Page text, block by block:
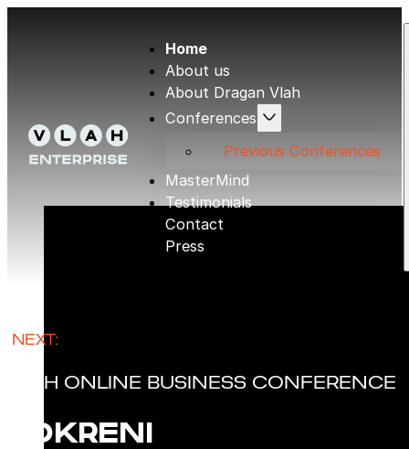
Home
About us
About Dragan Vlah
Conferences
Previous Conferences
MasterMind
Testimonials
Contact
Press
NEXT:
VLAH ONLINE BUSINESS CONFERENCE
POKRENI